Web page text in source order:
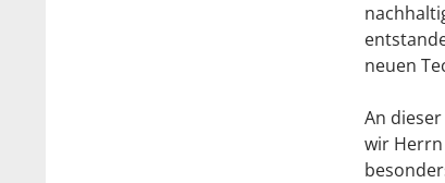
neuen
An
wir Herrn